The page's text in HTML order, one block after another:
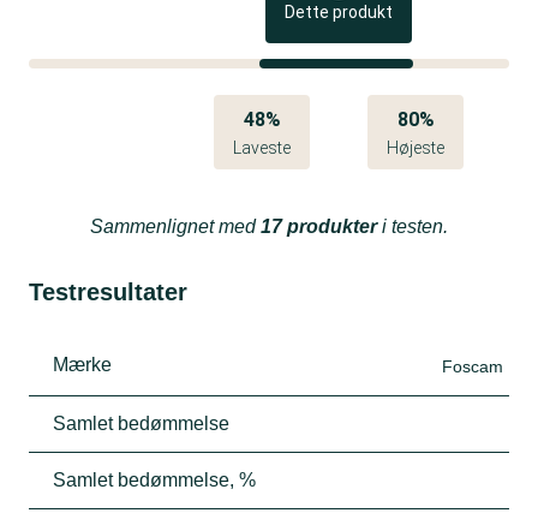
Dette produkt
48%
Laveste
80%
Højeste
Sammenlignet med17 produkteri testen.
Testresultater
Mærke Foscam
Samlet bedømmelse
Samlet bedømmelse, %